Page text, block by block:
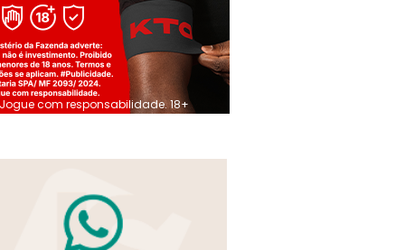
Jogue com responsabilidade. 18+